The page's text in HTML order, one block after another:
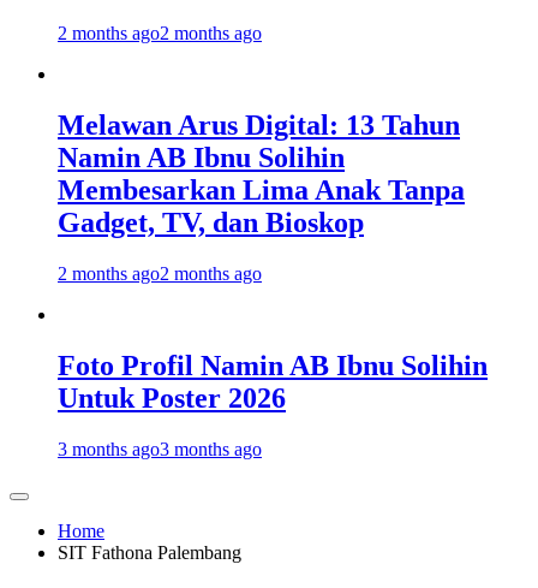
2 months ago2 months ago
Melawan Arus Digital: 13 Tahun
Namin AB Ibnu Solihin
Membesarkan Lima Anak Tanpa
Gadget, TV, dan Bioskop
2 months ago2 months ago
Foto Profil Namin AB Ibnu Solihin
Untuk Poster 2026
3 months ago3 months ago
Home
SIT Fathona Palembang